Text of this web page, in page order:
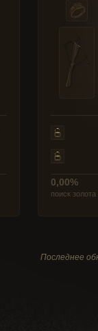
0,00%
поиск золота
Последнее